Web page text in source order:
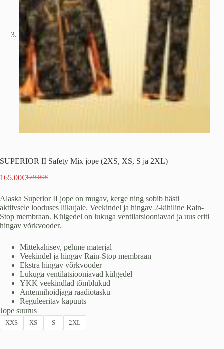
SUPERIOR II Safety Mix jope (2XS, XS, S ja 2XL)
179.00€
Algne
oli:
179.00€.
165.00€Praegune
on:
165.00€.
Alaska Superior II jope on mugav, kerge ning sobib hästi
aktiivsele looduses liikujale. Veekindel ja hingav 2-kihiline Rain-
Stop membraan. Külgedel on lukuga ventilatsiooniavad ja uus eriti
hingav võrkvooder.
Mittekahisev, pehme materjal
Veekindel ja hingav Rain-Stop membraan
Ekstra hingav võrkvooder
Lukuga ventilatsiooniavad külgedel
YKK veekindlad tõmblukud
Antennihoidjaga raadiotasku
Reguleeritav kapuuts
Jope suurus
XXS XS S 2XL